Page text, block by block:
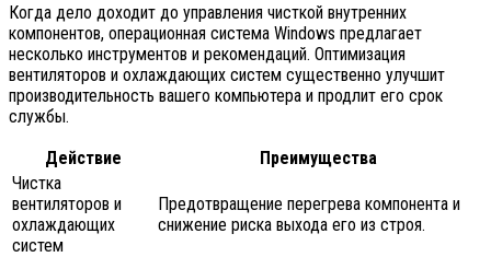
Когда дело доходит до управления чисткой внутренних
компонентов, операционная система Windows предлагает
несколько инструментов и рекомендаций. Оптимизация
вентиляторов и охлаждающих систем существенно улучшит
производительность вашего компьютера и продлит его срок
службы.
Действие
Преимущества
Чистка
вентиляторов и
охлаждающих
систем
Предотвращение перегрева компонента и
снижение риска выхода его из строя.